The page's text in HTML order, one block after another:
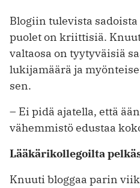
Blogiin tulevista
puolet on kriittisiä.
valtaosa on tyytyväisiä
lukijamäärä ja
sen.
– Ei pidä ajatella, että
vähemmistö edustaa
Lääkärikollegoilta
Knuuti bloggaa parin